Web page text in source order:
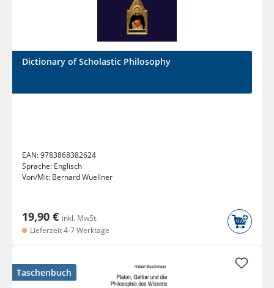
Dictionary of Scholastic Philosophy
EAN:9783868382624
Sprache: Englisch
Von/Mit: Bernard Wuellner
19,90 € inkl. MwSt.
Lieferzeit 4-7 Werktage
Taschenbuch